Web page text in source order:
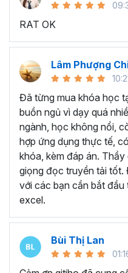
sử dụng Excel sẽ tốn
công việc. Hơn nữa,
mình đang thực hiện đúng
Hiện nay 100% các
cần tới kỹ năng Excel khi
chính... Mỗi cấp độ sẽ có
công việc khác nhau.
Chính vì điều đó Gitiho
Excel cập nhật hàng
cùng với92 tài liệu đính
ích vô tận như:
Giảng viên là những
cao, kinh nghiệm
VPBank, FPT
đoàn Thành Công,
RAT OK
Lâm Phượng
Đã từng mua khóa học
buồn ngủ vì dạy quá
ngành, học không nổi,
hợp ứng dụng thực tế,
khóa, kèm đáp án.
giọng đọc truyền tải tốt.
với các bạn cần bắt đầu
excel.
Bùi Thị Lan